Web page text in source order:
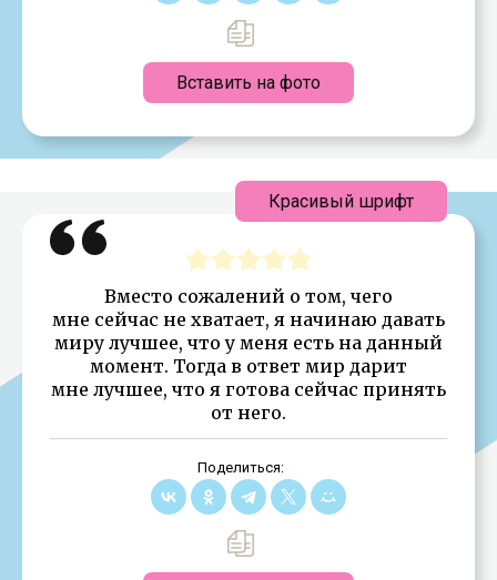
Вставить на фото
Вместо сожалений о том, чего
мне сейчас не хватает, я начинаю давать
миру лучшее, что у меня есть на данный
момент. Тогда в ответ мир дарит
мне лучшее, что я готова сейчас принять
от него.
Поделиться:
Красивый шрифт